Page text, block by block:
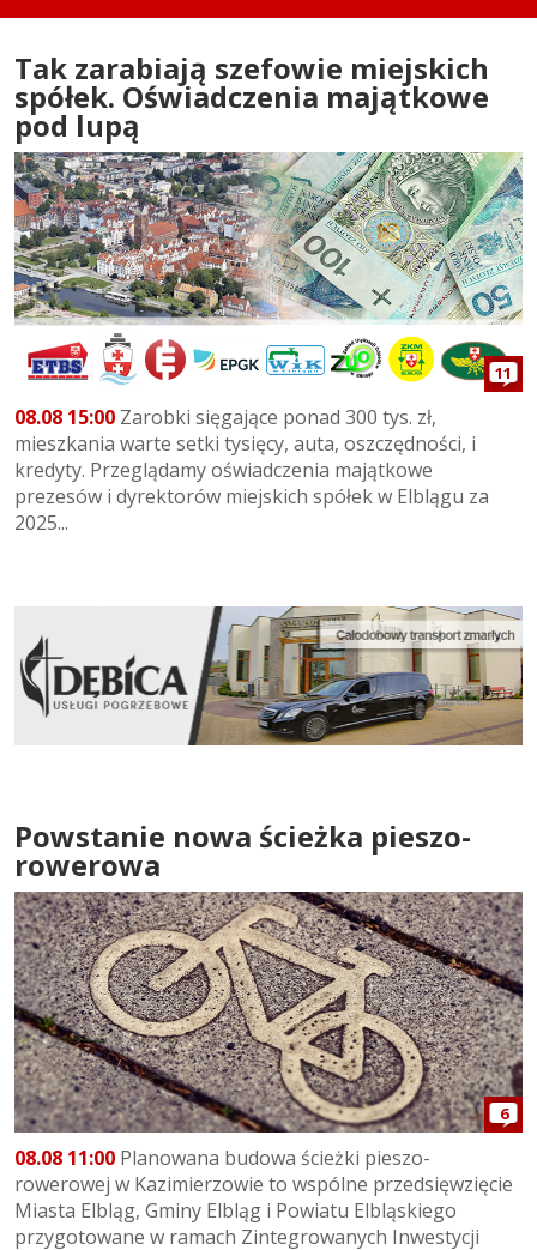
Tak zarabiają szefowie miejskich
spółek. Oświadczenia majątkowe
pod lupą
11
08.08 15:00 Zarobki sięgające ponad 300 tys. zł,
mieszkania warte setki tysięcy, auta, oszczędności, i
kredyty. Przeglądamy oświadczenia majątkowe
prezesów i dyrektorów miejskich spółek w Elblągu za
2025...
Powstanie nowa ścieżka pieszo-
rowerowa
6
08.08 11:00 Planowana budowa ścieżki pieszo-
rowerowej w Kazimierzowie to wspólne przedsięwzięcie
Miasta Elbląg, Gminy Elbląg i Powiatu Elbląskiego
przygotowane w ramach Zintegrowanych Inwestycji